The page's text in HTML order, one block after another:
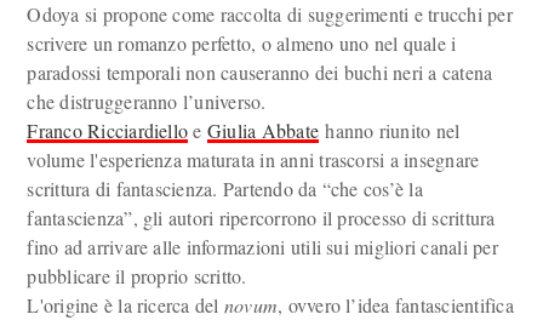
Odoya si propone come raccolta di suggerimenti e trucchi per
scrivere un romanzo perfetto, o almeno uno nel quale i
paradossi temporali non causeranno dei buchi neri a catena
che distruggeranno l’universo.
Franco Ricciardielloe Giulia Abbate hanno riunito nel
volume l'esperienza maturata in anni trascorsi a insegnare
scrittura di fantascienza. Partendo da “che cos’è la
fantascienza”, gli autori ripercorrono il processo di scrittura
fino ad arrivare alle informazioni utili sui migliori canali per
pubblicare il proprio scritto.
L'origine è la ricerca del novum, ovvero l’idea fantascientifica